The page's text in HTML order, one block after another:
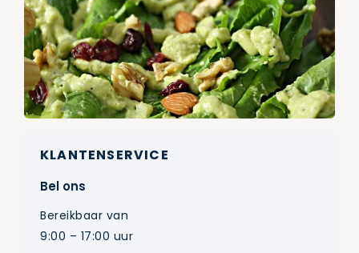
KLANTENSERVICE
Bel ons
Bereikbaar van
9:00 – 17:00 uur